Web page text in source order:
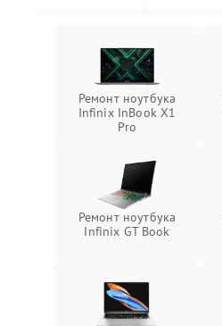
Ремонт ноутбука
Infinix InBook X1
Pro
Ремонт ноутбука
Infinix GT Book